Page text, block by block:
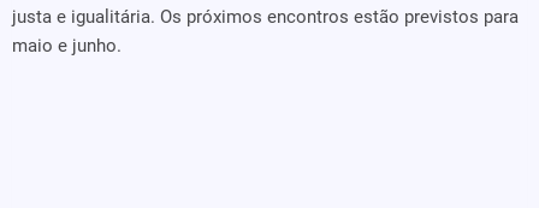
justa e igualitária. Os próximos encontros estão previstos para
maio e junho.